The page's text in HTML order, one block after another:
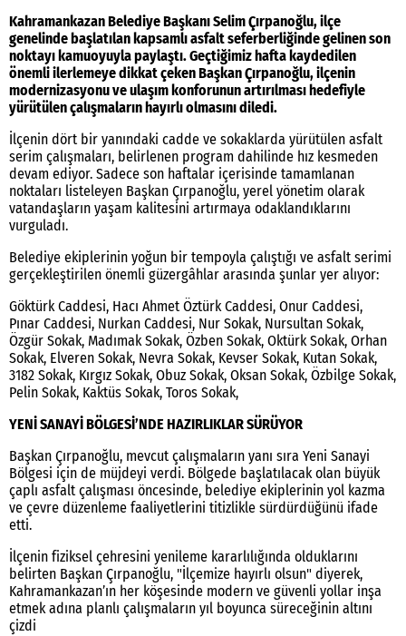
Kahramankazan Belediye Başkanı Selim Çırpanoğlu, ilçe
genelinde başlatılan kapsamlı asfalt seferberliğinde gelinen son
noktayı kamuoyuyla paylaştı. Geçtiğimiz hafta kaydedilen
önemli ilerlemeye dikkat çeken Başkan Çırpanoğlu, ilçenin
modernizasyonu ve ulaşım konforunun artırılması hedefiyle
yürütülen çalışmaların hayırlı olmasını diledi.
İlçenin dört bir yanındaki cadde ve sokaklarda yürütülen asfalt
serim çalışmaları, belirlenen program dahilinde hız kesmeden
devam ediyor. Sadece son haftalar içerisinde tamamlanan
noktaları listeleyen Başkan Çırpanoğlu, yerel yönetim olarak
vatandaşların yaşam kalitesini artırmaya odaklandıklarını
vurguladı.
Belediye ekiplerinin yoğun bir tempoyla çalıştığı ve asfalt serimi
gerçekleştirilen önemli güzergâhlar arasında şunlar yer alıyor:
Göktürk Caddesi, Hacı Ahmet Öztürk Caddesi, Onur Caddesi,
Pınar Caddesi, Nurkan Caddesi, Nur Sokak, Nursultan Sokak,
Özgür Sokak, Madımak Sokak, Özben Sokak, Oktürk Sokak, Orhan
Sokak, Elveren Sokak, Nevra Sokak, Kevser Sokak, Kutan Sokak,
3182 Sokak, Kırgız Sokak, Obuz Sokak, Oksan Sokak, Özbilge Sokak,
Pelin Sokak, Kaktüs Sokak, Toros Sokak,
YENİ SANAYİ BÖLGESİ’NDE HAZIRLIKLAR SÜRÜYOR
Başkan Çırpanoğlu, mevcut çalışmaların yanı sıra Yeni Sanayi
Bölgesi için de müjdeyi verdi. Bölgede başlatılacak olan büyük
çaplı asfalt çalışması öncesinde, belediye ekiplerinin yol kazma
ve çevre düzenleme faaliyetlerini titizlikle sürdürdüğünü ifade
etti.
İlçenin fiziksel çehresini yenileme kararlılığında olduklarını
belirten Başkan Çırpanoğlu, "İlçemize hayırlı olsun" diyerek,
Kahramankazan’ın her köşesinde modern ve güvenli yollar inşa
etmek adına planlı çalışmaların yıl boyunca süreceğinin altını
çizdi